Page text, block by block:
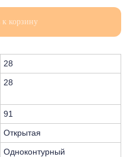
корзину
28
28
91
Открытая
Одноконтурный